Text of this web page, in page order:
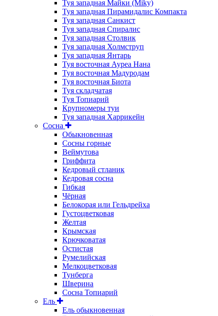
Туя западная Майки (Miky)
Туя западная Пирамидалис Компакта
Туя западная Санкист
Туя западная Спиралис
Туя западная Столвик
Туя западная Холмструп
Туя западная Янтарь
Туя восточная Ауреа Нана
Туя восточная Мадуродам
Туя восточная Биота
Туя складчатая
Туя Топиарий
Крупномеры туи
Туя западная Харрикейн
Сосна
Обыкновенная
Сосны горные
Веймутова
Гриффита
Кедровый стланик
Кедровая сосна
Гибкая
Чёрная
Белокорая или Гельдрейха
Густоцветковая
Желтая
Крымская
Крючковатая
Остистая
Румелийская
Мелкоцветковая
Тунберга
Шверина
Сосна Топиарий
Ель
Ель обыкновенная